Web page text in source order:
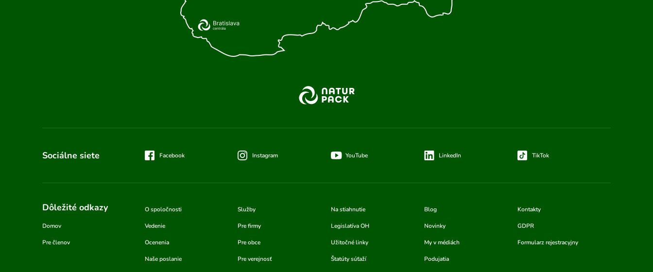
Sociálne siete Facebook Instagram YouTube LinkedIn TikTok
Dôležité odkazy
Domov
Pre členov
O spoločnosti
Vedenie
Ocenenia
Naše poslanie
Služby
Pre firmy
Pre obce
Pre verejnosť
Na stiahnutie
Legislatíva OH
Užitočné linky
Štatúty súťaží
Blog
Novinky
My v médiách
Podujatia
Kontakty
GDPR
Formularz rejestracyjny